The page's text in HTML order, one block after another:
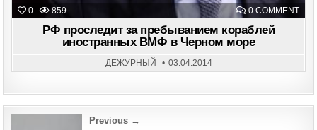
0 859 0 COMMENTON
РФ
ВМФ
РФ проследит за пребыванием кораблей
иностранных ВМФ в Черном море
ДЕЖУРНЫЙ 03.04.2014
Previous →